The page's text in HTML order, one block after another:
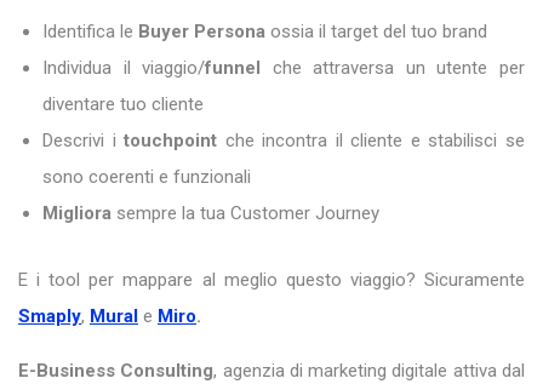
Identifica le Buyer Persona ossia il target del tuo brand
Individua il viaggio/funnel che attraversa un utente per
diventare tuo cliente
Descrivi itouchpoint che incontra il cliente e stabilisci se
sono coerenti e funzionali
Migliora sempre la tua Customer Journey
E i tool per mappare al meglio questo viaggio? Sicuramente
Smaply, Mural e Miro.
E-Business Consulting, agenzia di marketing digitale attiva dal